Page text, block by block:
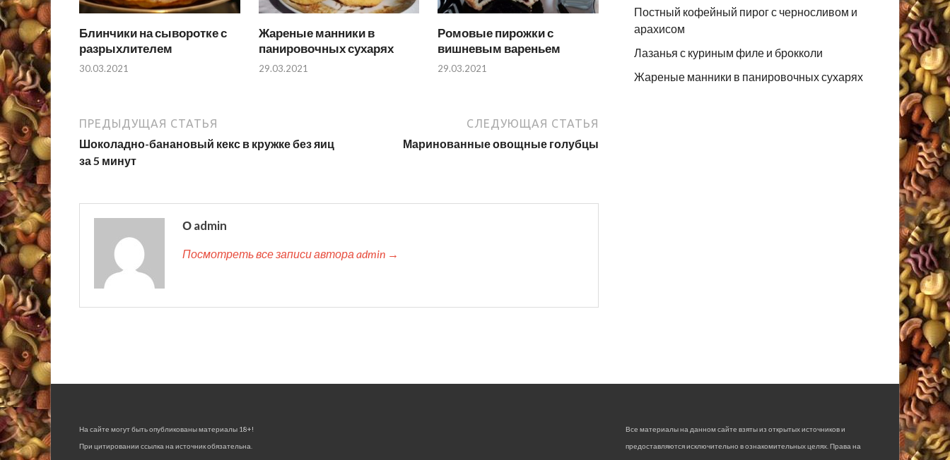
Блинчики на сыворотке с
разрыхлителем
30.03.2021
Жареные манники в
панировочных сухарях
29.03.2021
Ромовые пирожки с
вишневым вареньем
29.03.2021
ПРЕДЫДУЩАЯ СТАТЬЯ
Шоколадно-банановый кекс в кружке без яиц
за 5 минут
СЛЕДУЮЩАЯ СТАТЬЯ
Маринованные овощные голубцы
О admin
Посмотреть все записи автора admin →
Постный кофейный пирог с черносливом и
арахисом
Лазанья с куриным филе и брокколи
Жареные манники в панировочных сухарях
На сайте могут быть опубликованы материалы 18+!
При цитировании ссылка на источник обязательна.
Все материалы на данном сайте взяты из открытых источников и
предоставляются исключительно в ознакомительных целях. Права на